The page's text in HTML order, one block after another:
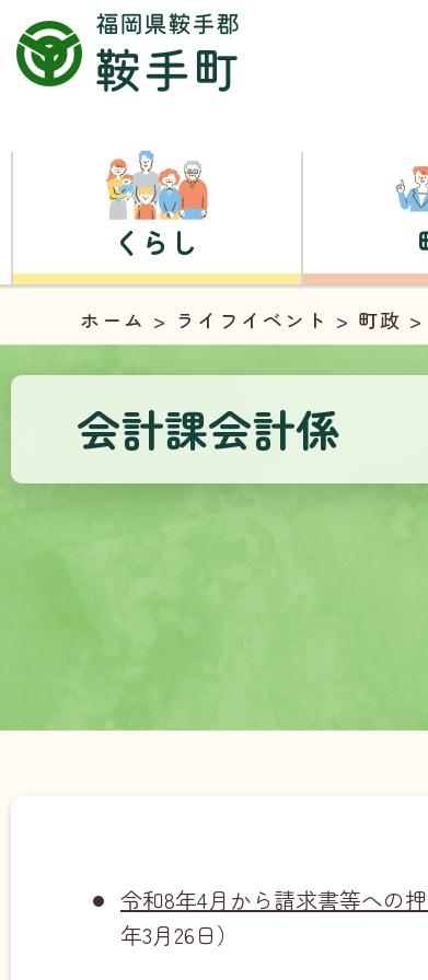
くらし
ホーム > ライフイベント > 町政
会計課会計係
令和8年4月から請求書等への
年3月26日）